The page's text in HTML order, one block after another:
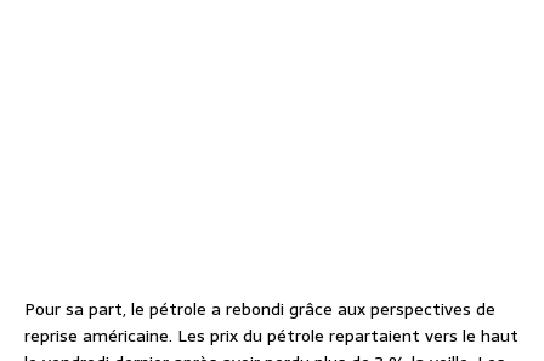
Pour sa part, le pétrole a rebondi grâce aux perspectives de
reprise américaine. Les prix du pétrole repartaient vers le haut